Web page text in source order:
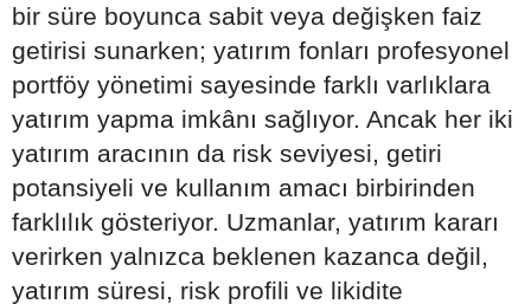
bir süre boyunca sabit veya değişken faiz
getirisi sunarken; yatırım fonları profesyonel
portföy yönetimi sayesinde farklı varlıklara
yatırım yapma imkânı sağlıyor. Ancak her iki
yatırım aracının da risk seviyesi, getiri
potansiyeli ve kullanım amacı birbirinden
farklılık gösteriyor. Uzmanlar, yatırım kararı
verirken yalnızca beklenen kazanca değil,
yatırım süresi, risk profili ve likidite